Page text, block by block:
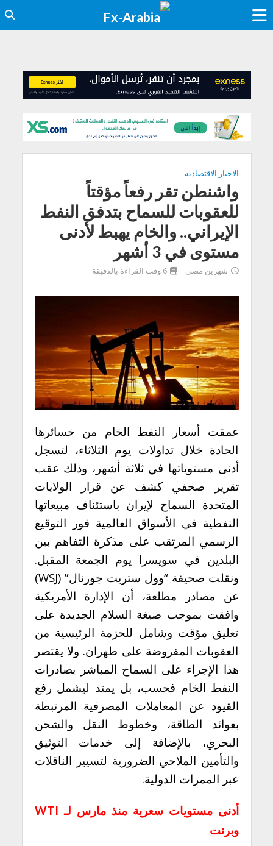
الاخبار الاقتصادية
واشنطن تقر رفعاً مؤقتاً
للعقوبات للسماح بتدفق النفط
الإيراني.. والخام يهبط لأدنى
مستوى في 3 أشهر
شهرين مضى 6 وقت القراءة بالدقيقة
عمقت أسعار النفط الخام من خسائرها
الحادة خلال تداولات يوم الثلاثاء، لتسجل
أدنى مستوياتها في ثلاثة أشهر، وذلك عقب
تقرير صحفي كشف عن قرار الولايات
المتحدة السماح لإيران باستئناف مبيعاتها
النفطية في الأسواق العالمية فور التوقيع
الرسمي المرتقب على مذكرة التفاهم بين
البلدين في سويسرا يوم الجمعة المقبل.
ونقلت صحيفة “وول ستريت جورنال” (WSJ)
عن مصادر مطلعة، أن الإدارة الأمريكية
وافقت بموجب صيغة السلام الجديدة على
تعليق مؤقت وشامل للحزمة الرئيسية من
العقوبات المفروضة على طهران. ولا يقتصر
هذا الإجراء على السماح المباشر بصادرات
النفط الخام فحسب، بل يمتد ليشمل رفع
القيود عن المعاملات المصرفية المرتبطة
بعوائد الطاقة، وخطوط النقل والشحن
البحري، بالإضافة إلى خدمات التوثيق
والتأمين الملاحي الضرورية لتسيير الناقلات
عبر الممرات الدولية.
أدنى مستويات سعرية منذ مارس لـ WTI
وبرنت